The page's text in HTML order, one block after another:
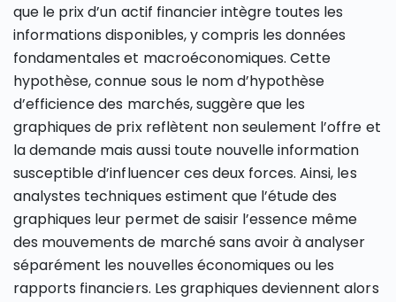
que le prix d’un actif financier intègre toutes les
informations disponibles, y compris les données
fondamentales et macroéconomiques. Cette
hypothèse, connue sous le nom d’hypothèse
d’efficience des marchés, suggère que les
graphiques de prix reflètent non seulement l’offre et
la demande mais aussi toute nouvelle information
susceptible d’influencer ces deux forces. Ainsi, les
analystes techniques estiment que l’étude des
graphiques leur permet de saisir l’essence même
des mouvements de marché sans avoir à analyser
séparément les nouvelles économiques ou les
rapports financiers. Les graphiques deviennent alors